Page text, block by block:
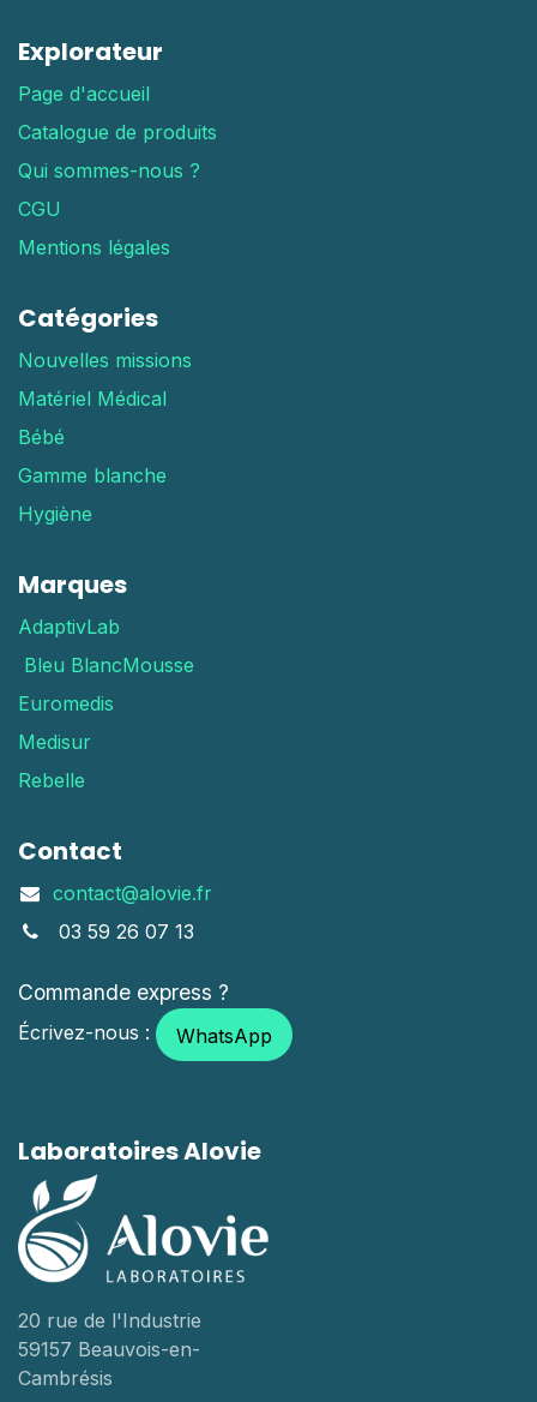
Explorateur
Page d'accueil
Catalogue de produits
Qui sommes-nous ?
CGU
Mentions légales
Catégories
Nouvelles missions
Matériel Médical
Bébé
Gamme blanche
Hygiène
Marques
AdaptivLab
Bleu BlancMousse
Euromedis
Medisur
Rebelle
Contact
contact@alovie.fr
03 59 26 07 13
Commande express ?
Écrivez-nous : WhatsApp
Laboratoires Alovie
20 rue de l'Industrie
59157 Beauvois-en-
Cambrésis